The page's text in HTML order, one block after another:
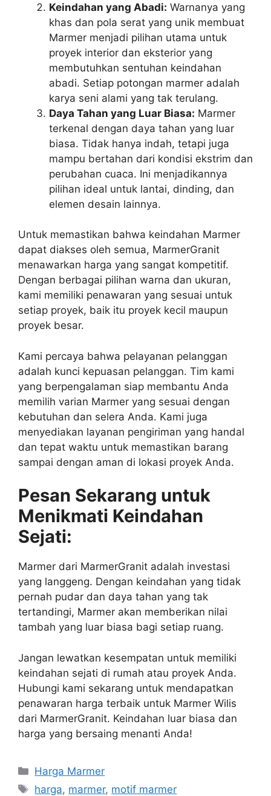
Keindahan yang Abadi: Warnanya yang
khas dan pola serat yang unik membuat
Marmer menjadi pilihan utama untuk
proyek interior dan eksterior yang
membutuhkan sentuhan keindahan
abadi. Setiap potongan marmer adalah
karya seni alami yang tak terulang.
Daya Tahan yang Luar Biasa: Marmer
terkenal dengan daya tahan yang luar
biasa. Tidak hanya indah, tetapi juga
mampu bertahan dari kondisi ekstrim dan
perubahan cuaca. Ini menjadikannya
pilihan ideal untuk lantai, dinding, dan
elemen desain lainnya.
Untuk memastikan bahwa keindahan Marmer
dapat diakses oleh semua, MarmerGranit
menawarkan harga yang sangat kompetitif.
Dengan berbagai pilihan warna dan ukuran,
kami memiliki penawaran yang sesuai untuk
setiap proyek, baik itu proyek kecil maupun
proyek besar.
Kami percaya bahwa pelayanan pelanggan
adalah kunci kepuasan pelanggan. Tim kami
yang berpengalaman siap membantu Anda
memilih varian Marmer yang sesuai dengan
kebutuhan dan selera Anda. Kami juga
menyediakan layanan pengiriman yang handal
dan tepat waktu untuk memastikan barang
sampai dengan aman di lokasi proyek Anda.
Pesan Sekarang untuk
Menikmati Keindahan
Sejati:
Marmer dari MarmerGranit adalah investasi
yang langgeng. Dengan keindahan yang tidak
pernah pudar dan daya tahan yang tak
tertandingi, Marmer akan memberikan nilai
tambah yang luar biasa bagi setiap ruang.
Jangan lewatkan kesempatan untuk memiliki
keindahan sejati di rumah atau proyek Anda.
Hubungi kami sekarang untuk mendapatkan
penawaran harga terbaik untuk Marmer Wilis
dari MarmerGranit. Keindahan luar biasa dan
harga yang bersaing menanti Anda!
Kategori
Harga Marmer
Tag
harga, marmer, motif marmer